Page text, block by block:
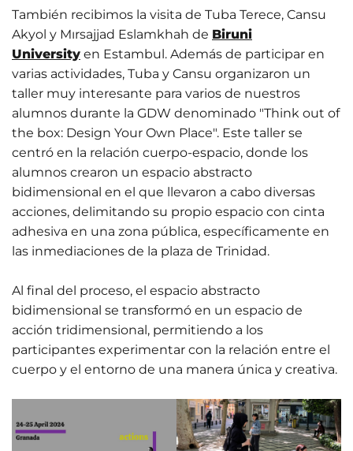
También recibimos la visita de Tuba Terece, Cansu
Akyol y Mırsajjad Eslamkhah de Biruni
University en Estambul. Además de participar en
varias actividades, Tuba y Cansu organizaron un
taller muy interesante para varios de nuestros
alumnos durante la GDW denominado "Think out of
the box: Design Your Own Place". Este taller se
centró en la relación cuerpo-espacio, donde los
alumnos crearon un espacio abstracto
bidimensional en el que llevaron a cabo diversas
acciones, delimitando su propio espacio con cinta
adhesiva en una zona pública, específicamente en
las inmediaciones de la plaza de Trinidad.
Al final del proceso, el espacio abstracto
bidimensional se transformó en un espacio de
acción tridimensional, permitiendo a los
participantes experimentar con la relación entre el
cuerpo y el entorno de una manera única y creativa.